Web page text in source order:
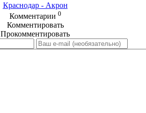
Краснодар - Акрон
Комментарии 0
Комментировать
Прокомментировать